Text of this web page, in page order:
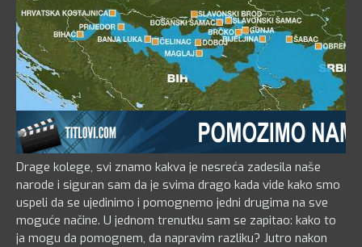
Drage kolege, svi znamo kakva je nesreća zadesila naše
narode i siguran sam da je svima drago kada vide kako smo
uspeli da se ujedinimo i pomognemo jedni drugima na sve
moguće načine. U jednom trenutku sam se zapitao: kako to
ja mogu da pomognem, da napravim razliku? Jutro nakon